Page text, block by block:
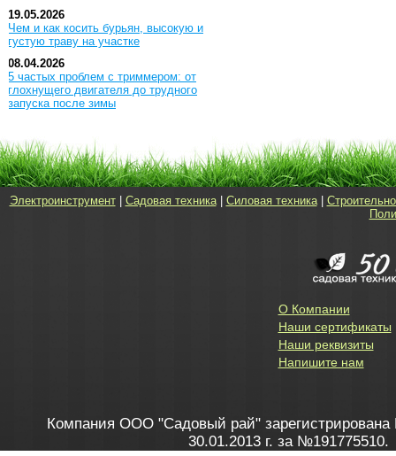
19.05.2026
Чем и как косить бурьян, высокую и
густую траву на участке
08.04.2026
5 частых проблем с триммером: от
глохнущего двигателя до трудного
запуска после зимы
Электроинструмент| Садовая техника| Силовая техника|
О Компании
Наши сертификаты
Наши реквизиты
Напишите нам
Компания ООО "Садовый рай" зарегистрирована
30.01.2013 г. за №191775510.